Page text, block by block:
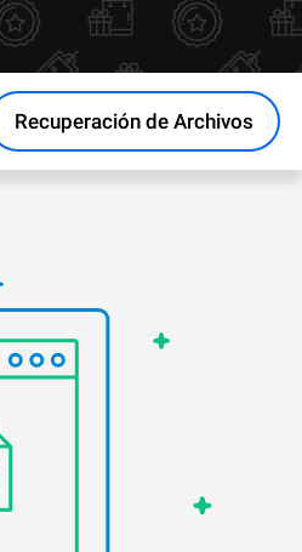
Recuperación de Archivos